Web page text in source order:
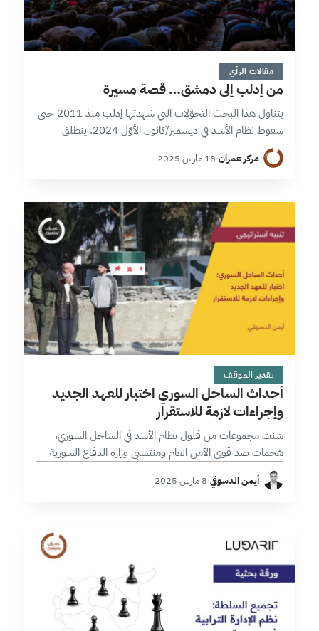
3 دقائق
مقالات الرأي
من إدلب إلى دمشق… قصة مسيرة
يتناول هذا البحث التحوّلات التي شهدتها إدلب منذ 2011 حتى
سقوط نظام الأسد في ديسمبر/كانون الأوّل 2024. ينطلق
البحث من تتبّع الخلفيات التاريخية والاجتماعية لإدلب، ثم
يحلّل صعود هيئة تحرير…
مركز عمران·18 مارس 2025
4 دقائق
تقدير الموقف
أحداث الساحل السوري اختبار للعهد الجديد
وإجراءات لازمة للاستقرار
شنت مجموعات من فلول نظام الأسد في الساحل السوري،
هجمات ضد قوى الأمن العام ومنتسبي وزارة الدفاع السورية
ومدنيين نجم عنها ضحايا بالمئات. لم تكن هذه الهجمات الأولى
من نوعها…أيمن الدسوقي·8 مارس 2025